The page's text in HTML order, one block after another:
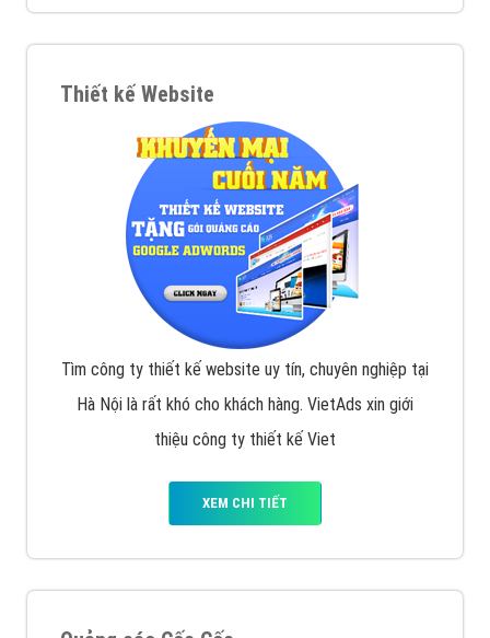
Thiết kế Website
Tìm công ty thiết kế website uy tín, chuyên nghiệp tại
Hà Nội là rất khó cho khách hàng. VietAds xin giới
thiệu công ty thiết kế Viet
XEM CHI TIẾT